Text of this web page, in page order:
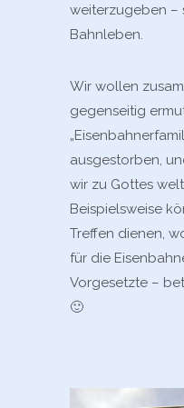
weiterzugeben –
Bahnleben.
Wir wollen
gegenseitig
ausgestorben,
wir zu Gottes
Beispielsweise
Treffen dienen,
für die
Vorgesetzte –
🙂